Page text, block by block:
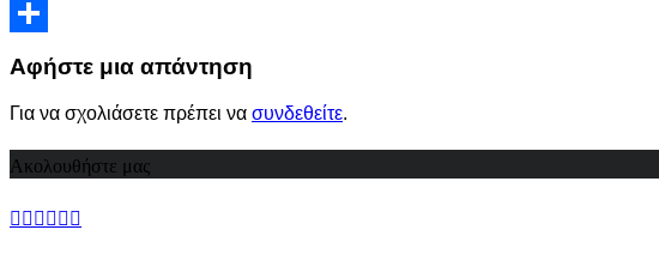
Viber
Αφήστε μια απάντηση
Για να σχολιάσετε πρέπει να συνδεθείτε.
Ακολουθήστε μας